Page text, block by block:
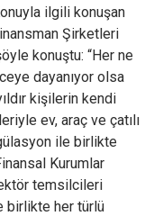
ilgili konuşan
Şirketleri
konuştu: “Her ne
dayanıyor olsa
kişilerin kendi
ev, araç ve çatılı
ile birlikte
Kurumlar
temsilcileri
birlikte her türlü